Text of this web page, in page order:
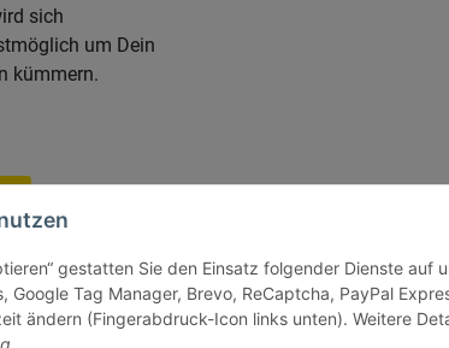
gestatten Sie den Einsatz folgender Dienste auf
Google Tag Manager, Brevo, ReCaptcha, PayPal
ändern (Fingerabdruck-Icon links unten). Weitere
sich
um Dein
kümmern.